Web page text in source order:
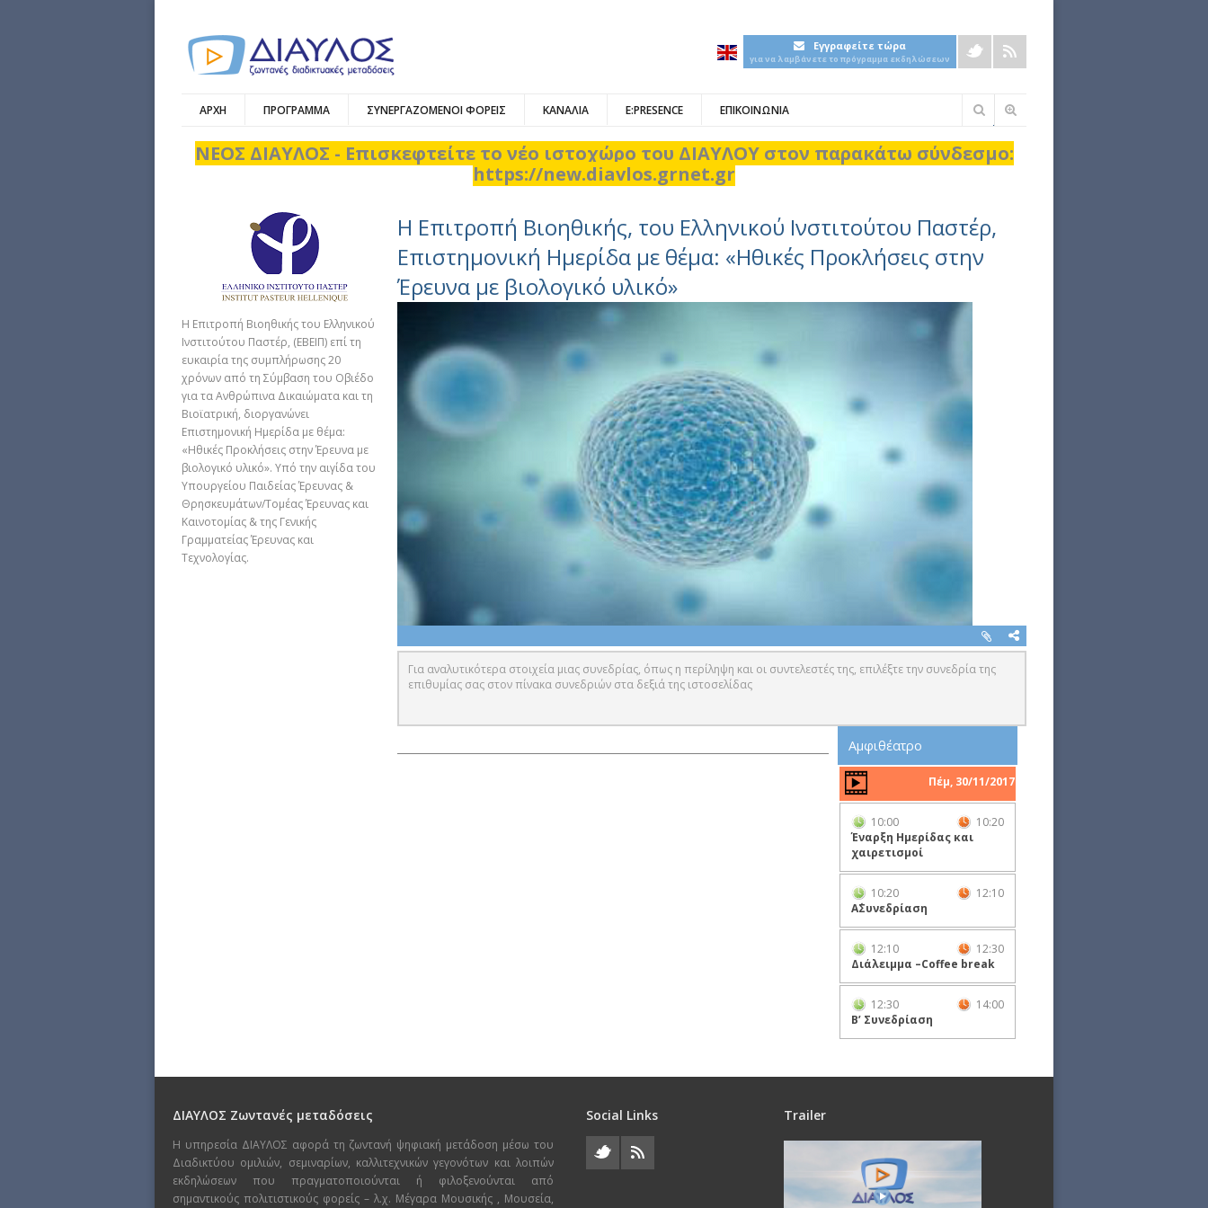
Εγγραφείτε τώρα
για να λαμβάνετε το πρόγραμμα εκδηλώσεων
ΑΡΧΗ ΠΡΟΓΡΑΜΜΑ ΣΥΝΕΡΓΑΖΟΜΕΝΟΙ ΦΟΡΕΙΣ ΚΑΝΑΛΙΑ E:PRESENCE ΕΠΙΚΟΙΝΩΝΙΑ
Φόρμα
αναζήτησης
ΝΕΟΣ ΔΙΑΥΛΟΣ - Επισκεφτείτε το νέο ιστοχώρο του ΔΙΑΥΛΟΥ στον παρακάτω σύνδεσμο:
https://new.diavlos.grnet.gr
Η Επιτροπή Βιοηθικής, του Ελληνικού Ινστιτούτου Παστέρ,
Eπιστημονική Ημερίδα με θέμα: «Ηθικές Προκλήσεις στην
Έρευνα με βιολογικό υλικό»
Η Επιτροπή Βιοηθικής του Ελληνικού
Ινστιτούτου Παστέρ, (ΕΒΕΙΠ) επί τη
ευκαιρία της συμπλήρωσης 20
χρόνων από τη Σύμβαση του Οβιέδο
για τα Ανθρώπινα Δικαιώματα και τη
Βιοϊατρική, διοργανώνει
Eπιστημονική Ημερίδα με θέμα:
«Ηθικές Προκλήσεις στην Έρευνα με
βιολογικό υλικό». Υπό την αιγίδα του
Υπουργείου Παιδείας Έρευνας &
Θρησκευμάτων/Tομέας Έρευνας και
Καινοτομίας & της Γενικής
Γραμματείας Έρευνας και
Τεχνολογίας.
Για αναλυτικότερα στοιχεία μιας συνεδρίας, όπως η περίληψη και οι συντελεστές της, επιλέξτε την συνεδρία της
επιθυμίας σας στον πίνακα συνεδριών στα δεξιά της ιστοσελίδας
Αμφιθέατρο
Πέμ, 30/11/2017
10:00
10:20
Έναρξη Ημερίδας και
χαιρετισμοί
10:20
12:10
Α΄Συνεδρίαση
12:10
12:30
Διάλειμμα –Coffee break
12:30
14:00
Β’ Συνεδρίαση
ΔΙΑΥΛΟΣ Ζωντανές μεταδόσεις
Η υπηρεσία ΔΙΑΥΛΟΣ αφορά τη ζωντανή ψηφιακή μετάδοση μέσω του
Διαδικτύου ομιλιών, σεμιναρίων, καλλιτεχνικών γεγονότων και λοιπών
εκδηλώσεων που πραγματοποιούνται ή φιλοξενούνται από
σημαντικούς πολιτιστικούς φορείς – λ.χ. Μέγαρα Μουσικής , Μουσεία,
Social Links Trailer